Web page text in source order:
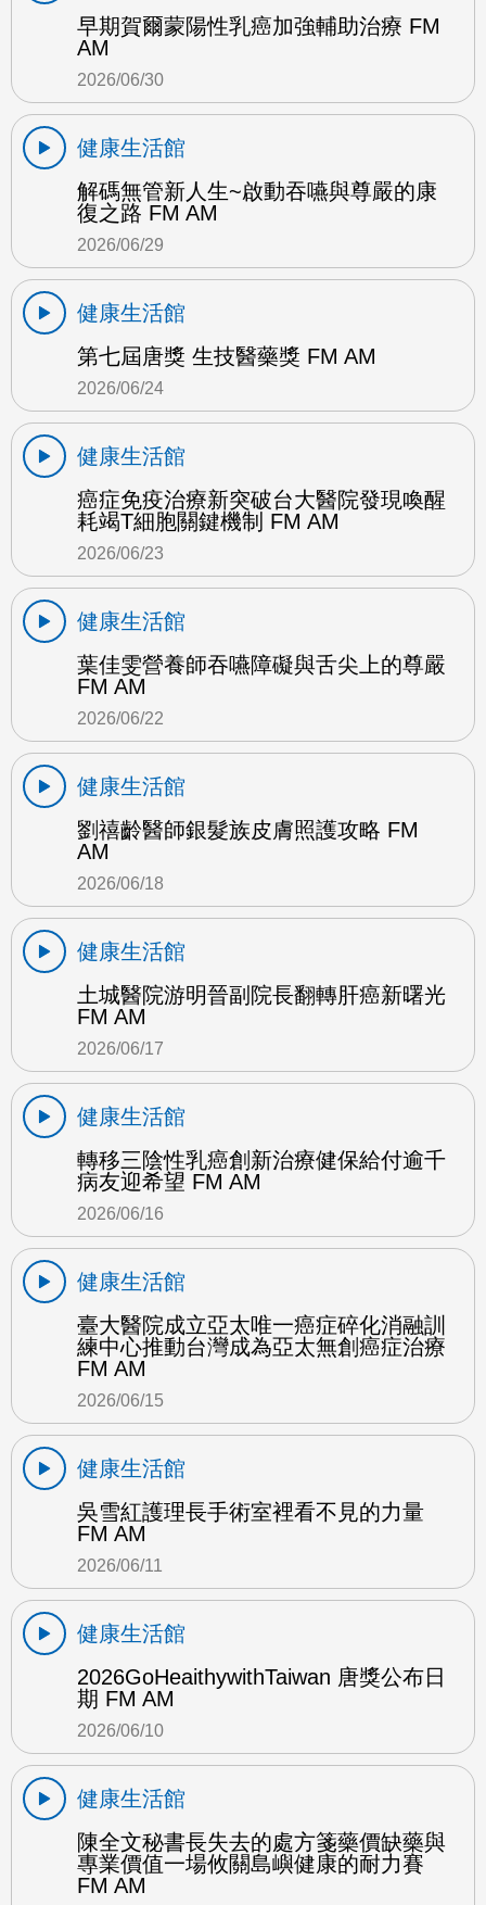
早期賀爾蒙陽性乳癌加強輔助治療 FM
AM
2026/06/30
健康生活館
解碼無管新人生~啟動吞嚥與尊嚴的康
復之路 FM AM
2026/06/29
健康生活館
第七屆唐獎 生技醫藥獎 FM AM
2026/06/24
健康生活館
癌症免疫治療新突破台大醫院發現喚醒
耗竭T細胞關鍵機制 FM AM
2026/06/23
健康生活館
葉佳雯營養師吞嚥障礙與舌尖上的尊嚴
FM AM
2026/06/22
健康生活館
劉禧齡醫師銀髮族皮膚照護攻略 FM
AM
2026/06/18
健康生活館
土城醫院游明晉副院長翻轉肝癌新曙光
FM AM
2026/06/17
健康生活館
轉移三陰性乳癌創新治療健保給付逾千
病友迎希望 FM AM
2026/06/16
健康生活館
臺大醫院成立亞太唯一癌症碎化消融訓
練中心推動台灣成為亞太無創癌症治療
FM AM
2026/06/15
健康生活館
吳雪紅護理長手術室裡看不見的力量
FM AM
2026/06/11
健康生活館
2026GoHeaithywithTaiwan 唐獎公布日
期 FM AM
2026/06/10
健康生活館
陳全文秘書長失去的處方箋藥價缺藥與
專業價值一場攸關島嶼健康的耐力賽
FM AM